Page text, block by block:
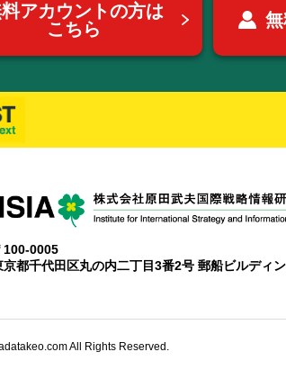
アカウントの方は
こちら
100-0005
京都千代田区丸の内二丁目3番2号 郵船ビルディ
All Rights Reserved.